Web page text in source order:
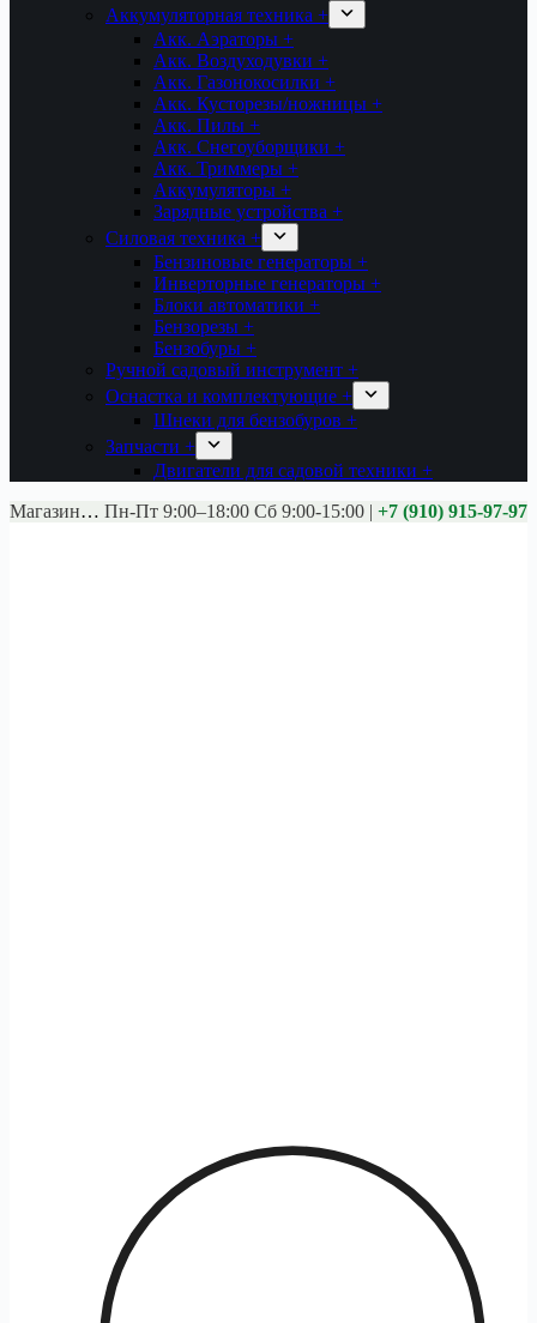
Аккумуляторная техника +
Акк. Аэраторы +
Акк. Воздуходувки +
Акк. Газонокосилки +
Акк. Кусторезы/ножницы +
Акк. Пилы +
Акк. Снегоуборщики +
Акк. Триммеры +
Аккумуляторы +
Зарядные устройства +
Силовая техника +
Бензиновые генераторы +
Инверторные генераторы +
Блоки автоматики +
Бензорезы +
Бензобуры +
Ручной садовый инструмент +
Оснастка и комплектующие +
Шнеки для бензобуров +
Запчасти +
Двигатели для садовой техники +
Магазины: Калуга ул. Московская д.113
Пн-Пт 9:00–18:00 Сб 9:00-15:00 | +7 (910) 915-97-97